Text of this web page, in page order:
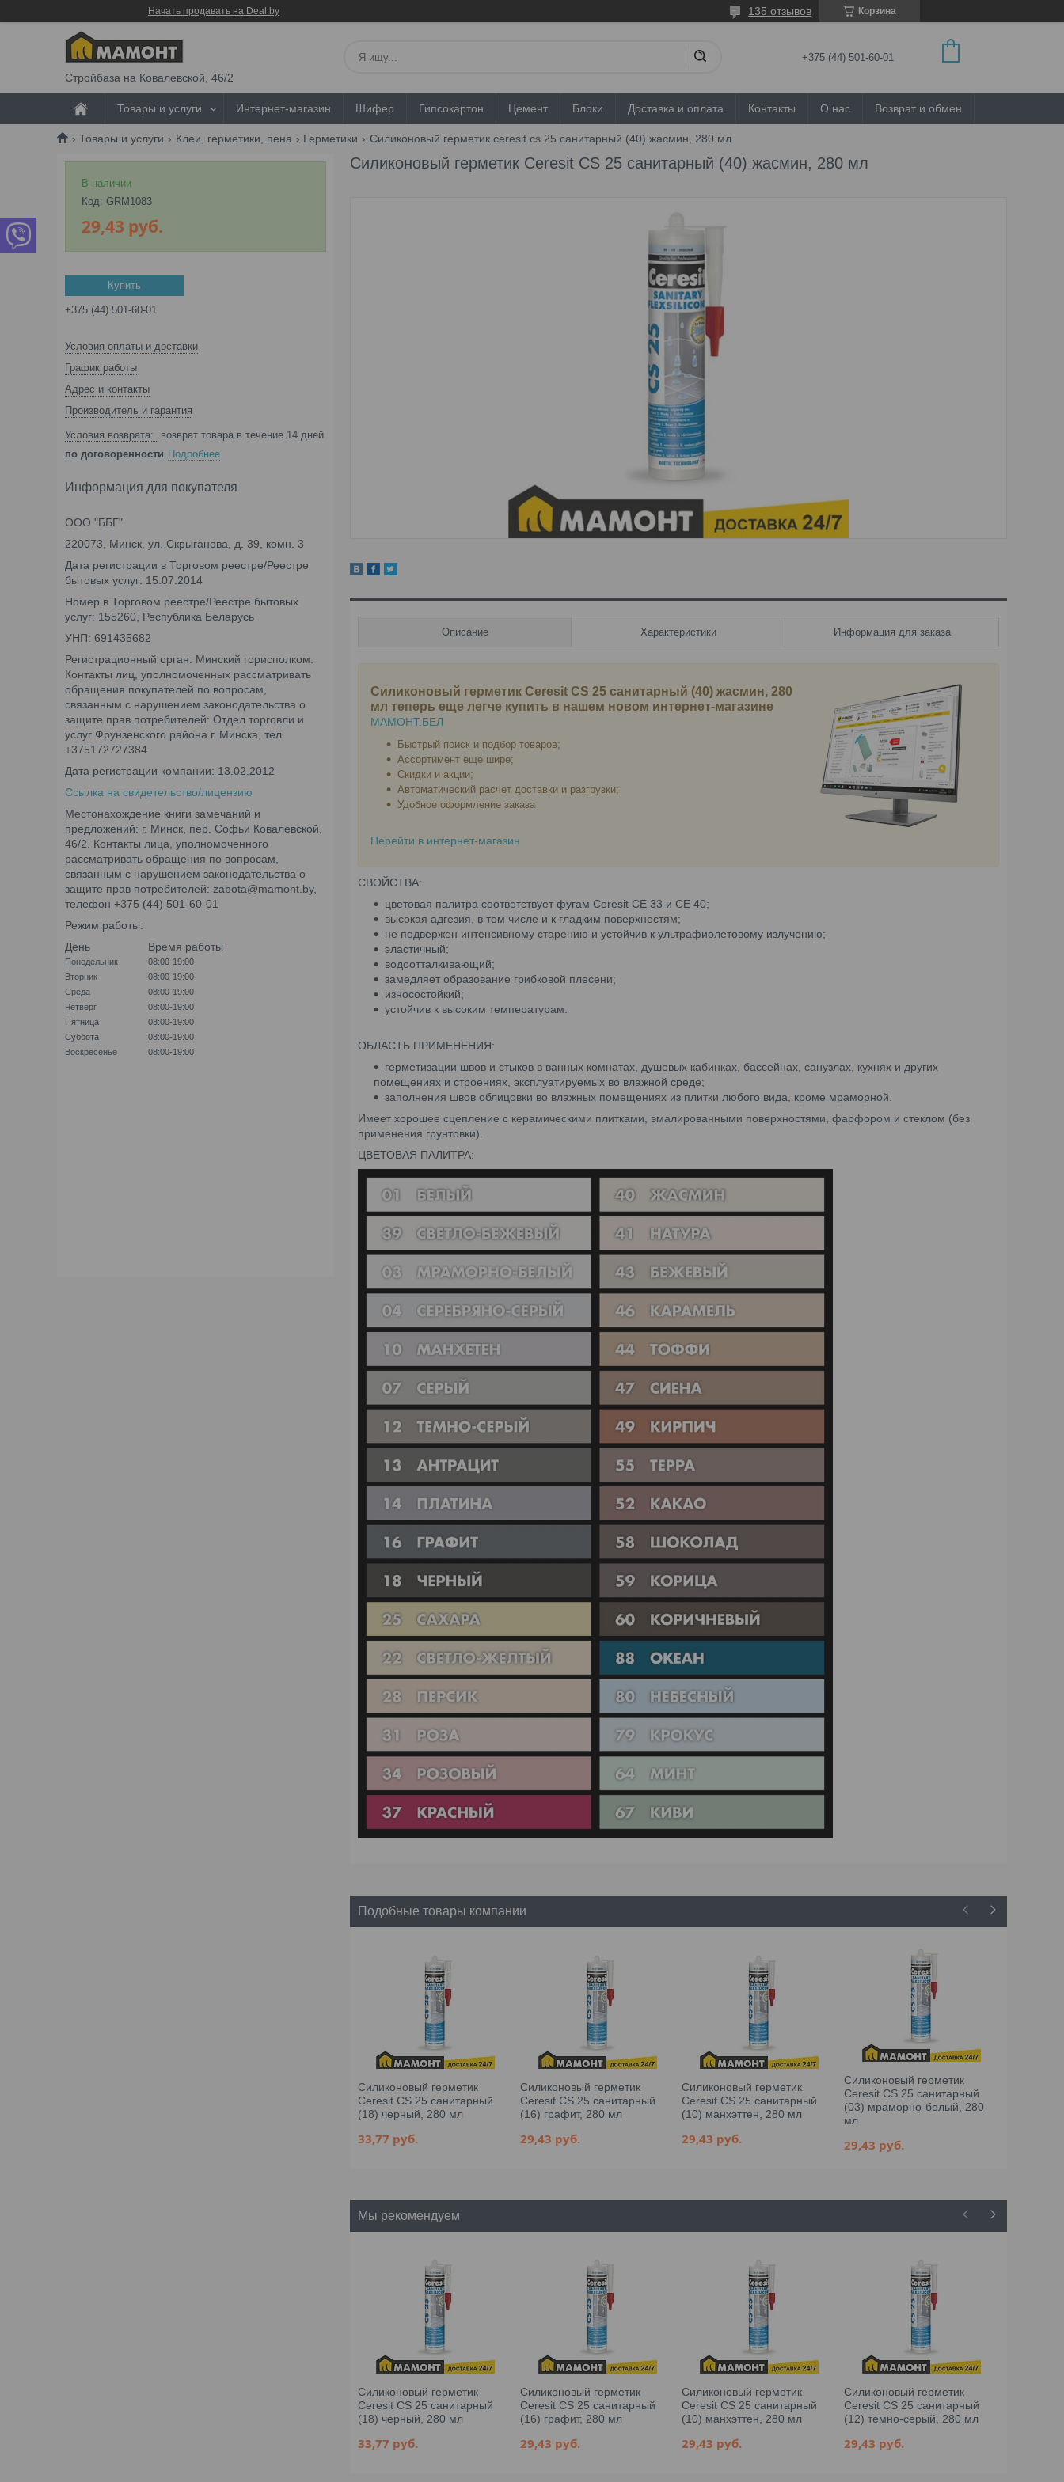
Начать продавать на Deal.by Корзина
135 отзывов
Стройбаза на Ковалевской, 46/2
+375 (44) 501-60-01
Товары и услуги Интернет-магазин Шифер Гипсокартон Цемент Блоки Доставка и оплата Контакты О нас Возврат и обмен
Товары и услуги Клеи, герметики, пена Герметики Силиконовый герметик ceresit cs 25 санитарный (40) жасмин, 280 мл
Силиконовый герметик Ceresit CS 25 санитарный (40) жасмин, 280 мл
Описание Характеристики Информация для заказа
Силиконовый герметик Ceresit CS 25 санитарный (40) жасмин, 280
мл теперь еще легче купить в нашем новом интернет-магазине
МАМОНТ.БЕЛ
Быстрый поиск и подбор товаров;
Ассортимент еще шире;
Скидки и акции;
Автоматический расчет доставки и разгрузки;
Удобное оформление заказа
Перейти в интернет-магазин
СВОЙСТВА:
цветовая палитра соответствует фугам Ceresit СЕ 33 и СЕ 40;
высокая адгезия, в том числе и к гладким поверхностям;
не подвержен интенсивному старению и устойчив к ультрафиолетовому излучению;
эластичный;
водоотталкивающий;
замедляет образование грибковой плесени;
износостойкий;
устойчив к высоким температурам.
ОБЛАСТЬ ПРИМЕНЕНИЯ:
герметизации швов и стыков в ванных комнатах, душевых кабинках, бассейнах, санузлах, кухнях и других
помещениях и строениях, эксплуатируемых во влажной среде;
заполнения швов облицовки во влажных помещениях из плитки любого вида, кроме мраморной.
Имеет хорошее сцепление с керамическими плитками, эмалированными поверхностями, фарфором и стеклом (без
применения грунтовки).
ЦВЕТОВАЯ ПАЛИТРА:
Подобные товары компании
Силиконовый герметик
Ceresit CS 25 санитарный
(18) черный, 280 мл
33,77 руб.
Силиконовый герметик
Ceresit CS 25 санитарный
(16) графит, 280 мл
29,43 руб.
Силиконовый герметик
Ceresit CS 25 санитарный
(10) манхэттен, 280 мл
29,43 руб.
Силиконовый герметик
Ceresit CS 25 санитарный
(03) мраморно-белый, 280
мл
29,43 руб.
Мы рекомендуем
Силиконовый герметик
Ceresit CS 25 санитарный
(18) черный, 280 мл
33,77 руб.
Силиконовый герметик
Ceresit CS 25 санитарный
(16) графит, 280 мл
29,43 руб.
Силиконовый герметик
Ceresit CS 25 санитарный
(10) манхэттен, 280 мл
29,43 руб.
Силиконовый герметик
Ceresit CS 25 санитарный
(12) темно-серый, 280 мл
29,43 руб.
В наличии
Код: GRM1083
29,43 руб.
Купить
+375 (44) 501-60-01
Условия оплаты и доставки
График работы
Адрес и контакты
Производитель и гарантия
возврат товара в течение 14 дней
по договоренности Подробнее
Информация для покупателя
ООО "ББГ"
220073, Минск, ул. Скрыганова, д. 39, комн. 3
Дата регистрации в Торговом реестре/Реестре
бытовых услуг: 15.07.2014
Номер в Торговом реестре/Реестре бытовых
услуг: 155260, Республика Беларусь
УНП: 691435682
Регистрационный орган: Минский горисполком.
Контакты лиц, уполномоченных рассматривать
обращения покупателей по вопросам,
связанным с нарушением законодательства о
защите прав потребителей: Отдел торговли и
услуг Фрунзенского района г. Минска, тел.
+375172727384
Дата регистрации компании: 13.02.2012
Ссылка на свидетельство/лицензию
Местонахождение книги замечаний и
предложений: г. Минск, пер. Софьи Ковалевской,
46/2. Контакты лица, уполномоченного
рассматривать обращения по вопросам,
связанным с нарушением законодательства о
защите прав потребителей: zabota@mamont.by,
телефон +375 (44) 501-60-01
Режим работы:
День
Время работы
Понедельник
08:00-19:00
Вторник
08:00-19:00
Среда
08:00-19:00
Четверг
08:00-19:00
Пятница
08:00-19:00
Суббота
08:00-19:00
Воскресенье
08:00-19:00